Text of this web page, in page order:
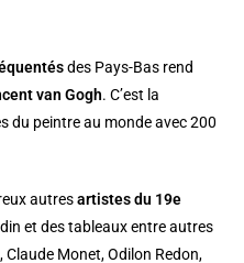
des Pays-Bas rend
van Gogh. C’est la
du peintre au monde avec 200
autresartistes du 19e
et des tableaux entre autres
Monet, Odilon Redon,